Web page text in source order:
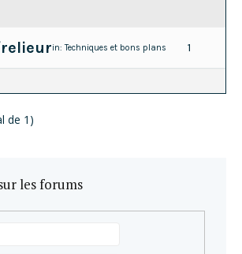
in:Techniques et bons plans 1
de 1)
les forums